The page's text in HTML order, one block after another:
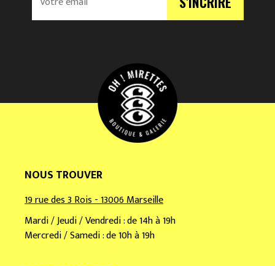
r
l
NOUS TROUVER
19 rue des 3 Rois - 13006 Marseille
Mardi / Jeudi / Vendredi : de 14h à 19h
Mercredi / Samedi : de 10h à 19h